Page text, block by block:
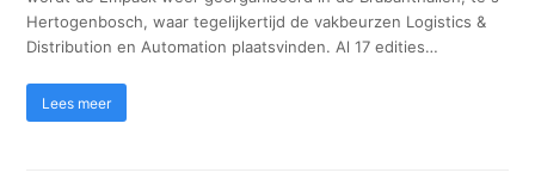
Hertogenbosch, waar tegelijkertijd de vakbeurzen Logistics &
Distribution en Automation plaatsvinden. Al 17 edities…
Lees meer